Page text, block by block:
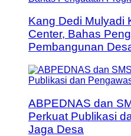
Kang Dedi Mulyadi
Center, Bahas
Pembangunan
ABPEDNAS dan
Perkuat Publikasi
Jaga Desa